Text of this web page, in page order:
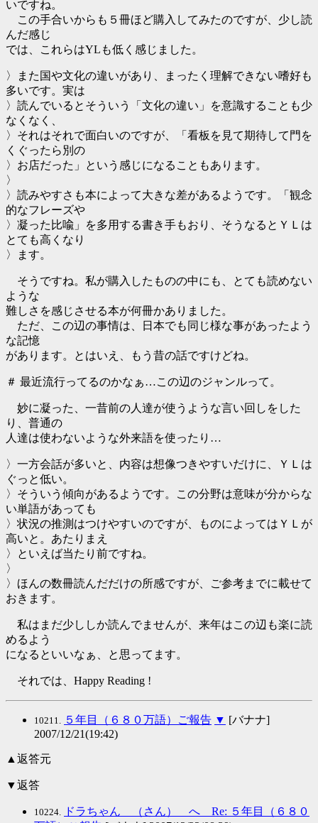
いですね。
この手合いからも５冊ほど購入してみたのですが、少し読
んだ感じ
では、これらはYLも低く感じました。
〉また国や文化の違いがあり、まったく理解できない嗜好も
多いです。実は
〉読んでいるとそういう「文化の違い」を意識することも少
なくなく、
〉それはそれで面白いのですが、「看板を見て期待して門を
くぐったら別の
〉お店だった」という感じになることもあります。
〉
〉読みやすさも本によって大きな差があるようです。「観念
的なフレーズや
〉凝った比喩」を多用する書き手もおり、そうなるとＹＬは
とても高くなり
〉ます。
そうですね。私が購入したものの中にも、とても読めない
ような
難しさを感じさせる本が何冊かありました。
ただ、この辺の事情は、日本でも同じ様な事があったよう
な記憶
があります。とはいえ、もう昔の話ですけどね。
＃ 最近流行ってるのかなぁ…この辺のジャンルって。
妙に凝った、一昔前の人達が使うような言い回しをした
り、普通の
人達は使わないような外来語を使ったり…
〉一方会話が多いと、内容は想像つきやすいだけに、ＹＬは
ぐっと低い。
〉そういう傾向があるようです。この分野は意味が分からな
い単語があっても
〉状況の推測はつけやすいのですが、ものによってはＹＬが
高いと。あたりまえ
〉といえば当たり前ですね。
〉
〉ほんの数冊読んだだけの所感ですが、ご参考までに載せて
おきます。
私はまだ少ししか読んでませんが、来年はこの辺も楽に読
めるよう
になるといいなぁ、と思ってます。
それでは、Happy Reading !
10211. ５年目（６８０万語）ご報告 ▼ [バナナ]
2007/12/21(19:42)
▲返答元
▼返答
10224. ドラちゃん （さん） へ Re: ５年目（６８０